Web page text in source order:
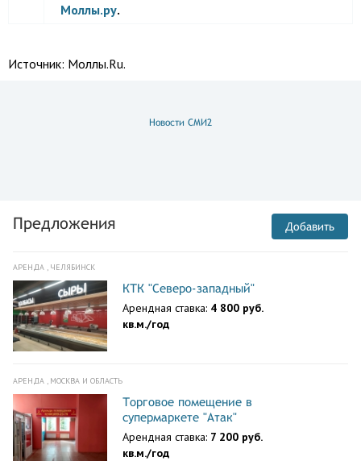
Моллы.ру.
Источник: Моллы.Ru.
Новости СМИ2
Предложения Добавить
АРЕНДА , ЧЕЛЯБИНСК
КТК "Северо-западный"
Арендная ставка: 4 800 руб.
кв.м./год
АРЕНДА , МОСКВА И ОБЛАСТЬ
Торговое помещение в
супермаркете "Атак"
Арендная ставка: 7 200 руб.
кв.м./год